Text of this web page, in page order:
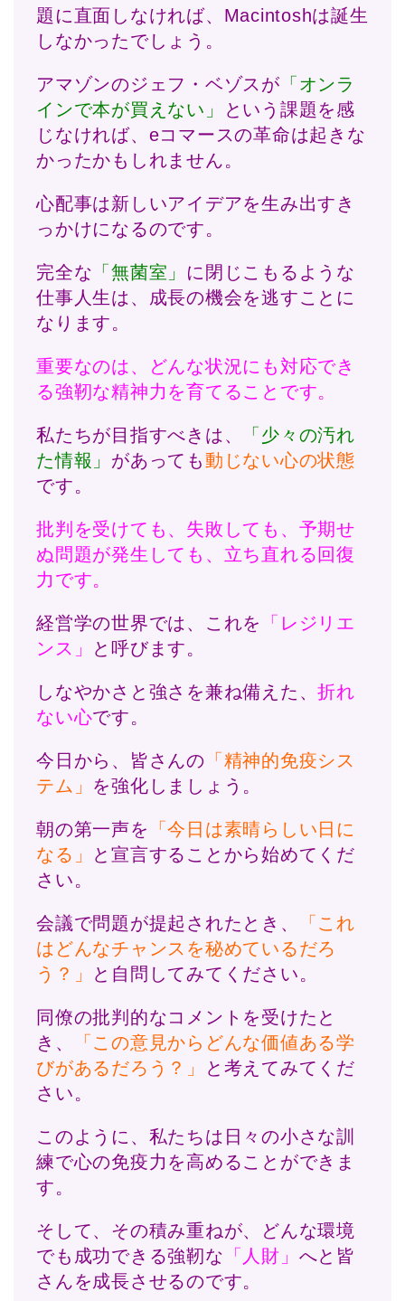
題に直面しなければ、Macintoshは誕生
しなかったでしょう。
アマゾンのジェフ・ベゾスが 「オンラ
インで本が買えない」
という課題を感
じなければ、eコマースの革命は起きな
かったかもしれません。
心配事は新しいアイデアを生み出すき
っかけになるのです。
完全な 「無菌室」 に閉じこもるような
仕事人生は、成長の機会を逃すことに
なります。
重要なのは、どんな状況にも対応でき
る強靭な精神力を育てることです。
私たちが目指すべきは、
「少々の汚れ
た情報」 があっても動じない心の状態
です。
批判を受けても、失敗しても、予期せ
ぬ問題が発生しても、立ち直れる回復
力です。
経営学の世界では、これを
「レジリエ
ンス」
と呼びます。
しなやかさと強さを兼ね備えた、折れ
ない心です。
今日から、皆さんの 「精神的免疫シス
テム」 を強化しましょう。
朝の第一声を
「今日は素晴らしい日に
なる」
と宣言することから始めてくだ
さい。
会議で問題が提起されたとき、
「これ
はどんなチャンスを秘めているだろ
う？」
と自問してみてください。
同僚の批判的なコメントを受けたと
き、
「この意見からどんな価値ある学
びがあるだろう？」
と考えてみてくだ
さい。
このように、私たちは日々の小さな訓
練で心の免疫力を高めることができま
す。
そして、その積み重ねが、どんな環境
でも成功できる強靭な 「人財」 へと皆
さんを成長させるのです。